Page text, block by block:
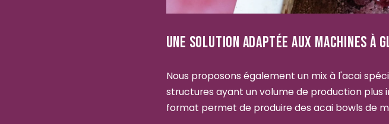
UNE SOLUTION ADAPTÉE AUX MACHINES À
Nous proposons également un mix à l'acai
structures ayant un volume de production
format permet de produire des acai bowls de